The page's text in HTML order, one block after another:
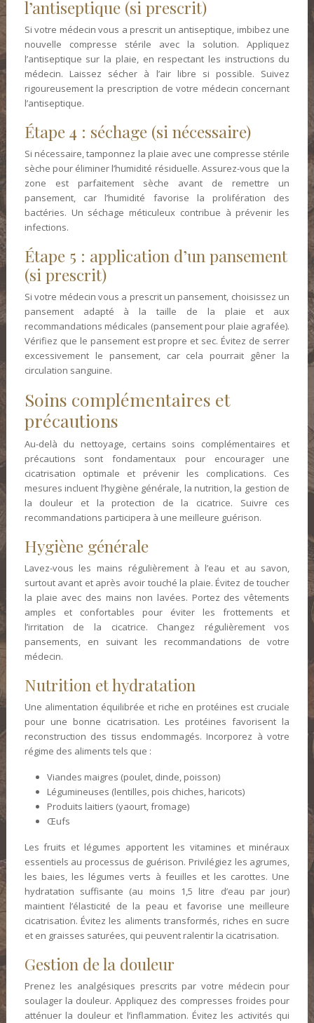
l’antiseptique (si prescrit)
Si votre médecin vous a prescrit un antiseptique, imbibez une
nouvelle compresse stérile avec la solution. Appliquez
l’antiseptique sur la plaie, en respectant les instructions du
médecin. Laissez sécher à l’air libre si possible. Suivez
rigoureusement la prescription de votre médecin concernant
l’antiseptique.
Étape 4 : séchage (si nécessaire)
Si nécessaire, tamponnez la plaie avec une compresse stérile
sèche pour éliminer l’humidité résiduelle. Assurez-vous que la
zone est parfaitement sèche avant de remettre un
pansement, car l’humidité favorise la prolifération des
bactéries. Un séchage méticuleux contribue à prévenir les
infections.
Étape 5 : application d’un pansement
(si prescrit)
Si votre médecin vous a prescrit un pansement, choisissez un
pansement adapté à la taille de la plaie et aux
recommandations médicales (pansement pour plaie agrafée).
Vérifiez que le pansement est propre et sec. Évitez de serrer
excessivement le pansement, car cela pourrait gêner la
circulation sanguine.
Soins complémentaires et
précautions
Au-delà du nettoyage, certains soins complémentaires et
précautions sont fondamentaux pour encourager une
cicatrisation optimale et prévenir les complications. Ces
mesures incluent l’hygiène générale, la nutrition, la gestion de
la douleur et la protection de la cicatrice. Suivre ces
recommandations participera à une meilleure guérison.
Hygiène générale
Lavez-vous les mains régulièrement à l’eau et au savon,
surtout avant et après avoir touché la plaie. Évitez de toucher
la plaie avec des mains non lavées. Portez des vêtements
amples et confortables pour éviter les frottements et
l’irritation de la cicatrice. Changez régulièrement vos
pansements, en suivant les recommandations de votre
médecin.
Nutrition et hydratation
Une alimentation équilibrée et riche en protéines est cruciale
pour une bonne cicatrisation. Les protéines favorisent la
reconstruction des tissus endommagés. Incorporez à votre
régime des aliments tels que :
Viandes maigres (poulet, dinde, poisson)
Légumineuses (lentilles, pois chiches, haricots)
Produits laitiers (yaourt, fromage)
Œufs
Les fruits et légumes apportent les vitamines et minéraux
essentiels au processus de guérison. Privilégiez les agrumes,
les baies, les légumes verts à feuilles et les carottes. Une
hydratation suffisante (au moins 1,5 litre d’eau par jour)
maintient l’élasticité de la peau et favorise une meilleure
cicatrisation. Évitez les aliments transformés, riches en sucre
et en graisses saturées, qui peuvent ralentir la cicatrisation.
Gestion de la douleur
Prenez les analgésiques prescrits par votre médecin pour
soulager la douleur. Appliquez des compresses froides pour
atténuer la douleur et l’inflammation. Évitez les activités qui